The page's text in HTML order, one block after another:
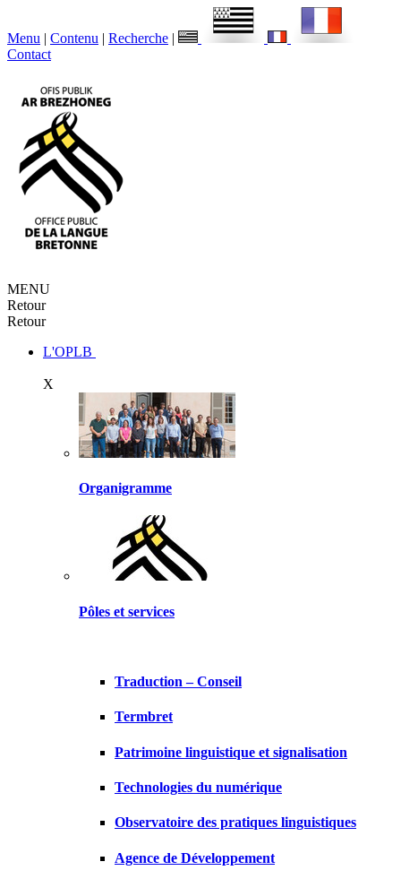
Menu | Contenu | Recherche |
Contact
MENU
Retour
Retour
L'OPLB
X
Organigramme
Pôles et services
Traduction – Conseil
Termbret
Patrimoine linguistique et signalisation
Technologies du numérique
Observatoire des pratiques linguistiques
Agence de Développement